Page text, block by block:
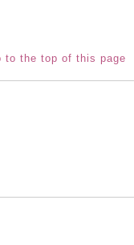
to the top of this page